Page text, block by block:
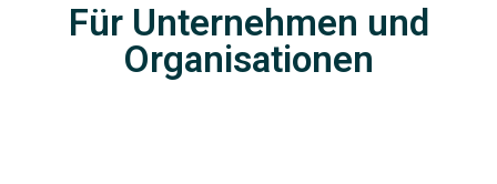
Für Unternehmen und
Organisationen